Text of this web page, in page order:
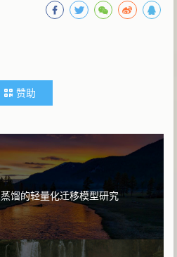
赞助
馏的轻量化迁移模型研究